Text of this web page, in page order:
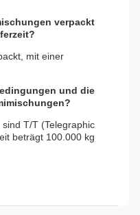
verpackt
mit einer
und die
T/T (Telegraphic
beträgt 100.000 kg